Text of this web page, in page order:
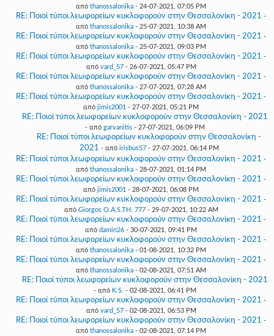
από thanossalonika - 24-07-2021, 07:05 PM
RE: Ποιοί τύποι λεωφορείων κυκλοφορούν στην Θεσσαλονίκη - 2021 -
από thanossalonika - 25-07-2021, 10:38 AM
RE: Ποιοί τύποι λεωφορείων κυκλοφορούν στην Θεσσαλονίκη - 2021 -
από thanossalonika - 25-07-2021, 09:03 PM
RE: Ποιοί τύποι λεωφορείων κυκλοφορούν στην Θεσσαλονίκη - 2021 -
από vard_57- 26-07-2021, 05:47 PM
RE: Ποιοί τύποι λεωφορείων κυκλοφορούν στην Θεσσαλονίκη - 2021 -
από thanossalonika - 27-07-2021, 07:28 AM
RE: Ποιοί τύποι λεωφορείων κυκλοφορούν στην Θεσσαλονίκη - 2021 -
από jimis2001 - 27-07-2021, 05:21 PM
RE: Ποιοί τύποι λεωφορείων κυκλοφορούν στην Θεσσαλονίκη - 2021
- από garvanitis - 27-07-2021, 06:09 PM
RE: Ποιοί τύποι λεωφορείων κυκλοφορούν στην Θεσσαλονίκη -
2021 - από irisbus57- 27-07-2021, 06:14 PM
RE: Ποιοί τύποι λεωφορείων κυκλοφορούν στην Θεσσαλονίκη - 2021 -
από thanossalonika - 28-07-2021, 01:14 PM
RE: Ποιοί τύποι λεωφορείων κυκλοφορούν στην Θεσσαλονίκη - 2021 -
από jimis2001 - 28-07-2021, 06:08 PM
RE: Ποιοί τύποι λεωφορείων κυκλοφορούν στην Θεσσαλονίκη - 2021 -
από Giorgos O.A.S.TH. 777- 29-07-2021, 10:22 AM
RE: Ποιοί τύποι λεωφορείων κυκλοφορούν στην Θεσσαλονίκη - 2021 -
από damin26 - 30-07-2021, 09:41 PM
RE: Ποιοί τύποι λεωφορείων κυκλοφορούν στην Θεσσαλονίκη - 2021 -
από thanossalonika - 01-08-2021, 10:32 PM
RE: Ποιοί τύποι λεωφορείων κυκλοφορούν στην Θεσσαλονίκη - 2021 -
από thanossalonika - 02-08-2021, 07:51 AM
RE: Ποιοί τύποι λεωφορείων κυκλοφορούν στην Θεσσαλονίκη - 2021
- από K.S. - 02-08-2021, 06:41 PM
RE: Ποιοί τύποι λεωφορείων κυκλοφορούν στην Θεσσαλονίκη - 2021 -
από vard_57- 02-08-2021, 06:53 PM
RE: Ποιοί τύποι λεωφορείων κυκλοφορούν στην Θεσσαλονίκη - 2021 -
από thanossalonika - 02-08-2021, 07:14 PM